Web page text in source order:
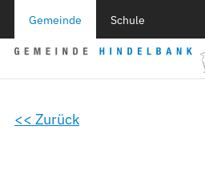
Gemeinde Schule
<< Zurück